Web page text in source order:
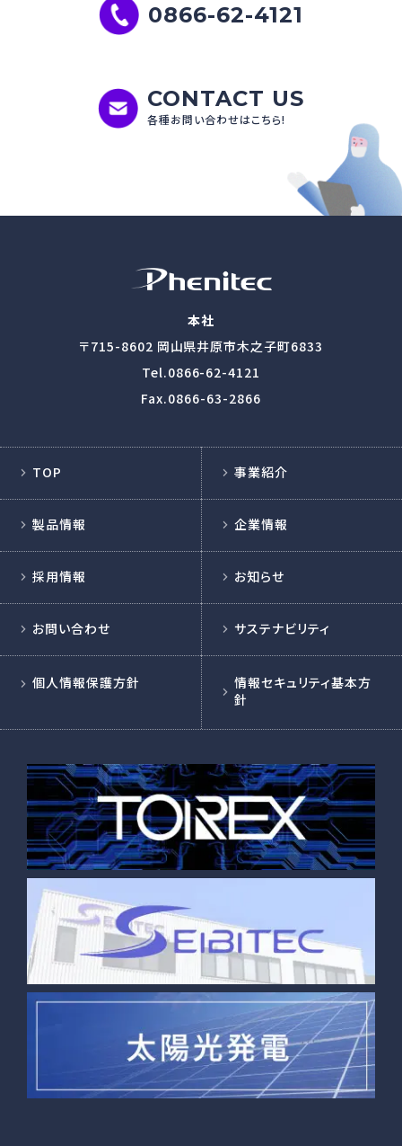
0866-62-4121
CONTACT US
各種お問い合わせはこちら!
本社
〒715-8602 岡山県井原市木之子町6833
Tel.0866-62-4121
Fax.0866-63-2866
TOP 事業紹介
製品情報 企業情報
採用情報 お知らせ
お問い合わせ サステナビリティ
個人情報保護方針
情報セキュリティ基本方
針